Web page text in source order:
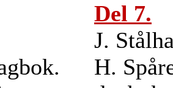
Del 7.
J.
H.